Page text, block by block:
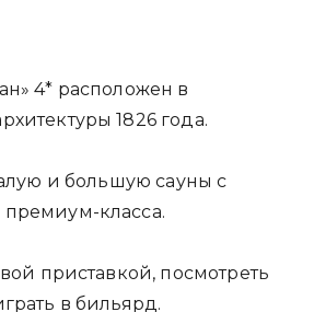
4* расположен в
1826 года.
и большую сауны с
класса.
приставкой, посмотреть
в бильярд.